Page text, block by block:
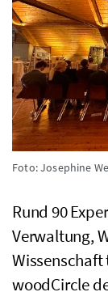
Foto: Josephine
Rund 90
Verwaltung,
Wissenschaft
woodCircle